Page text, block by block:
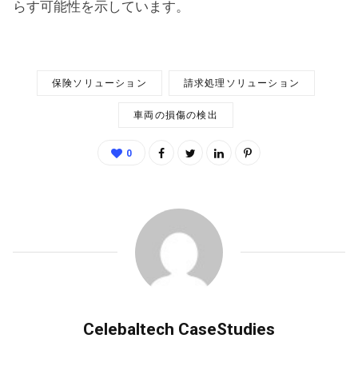
らす可能性を示しています。
保険ソリューション 請求処理ソリューション
車両の損傷の検出
0
Celebaltech CaseStudies